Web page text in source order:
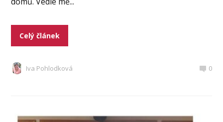
Celý článek
Iva Pohlodková 0